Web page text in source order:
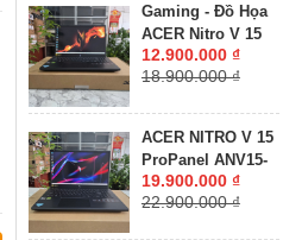
Gaming - Đồ Họa
ACER Nitro V 15
ANV15-41-R2UP
Máy LikeNew-Bảo
16GB SSD 512GB
RTX 2050 4GB
GDDR6 MÀN HÌNH
12.900.000 ₫
18.900.000 ₫
ACER NITRO V 15
ProPanel ANV15-
41-R7CR Máy
LikeNew-Còn Bảo
19.900.000 ₫
22.900.000 ₫